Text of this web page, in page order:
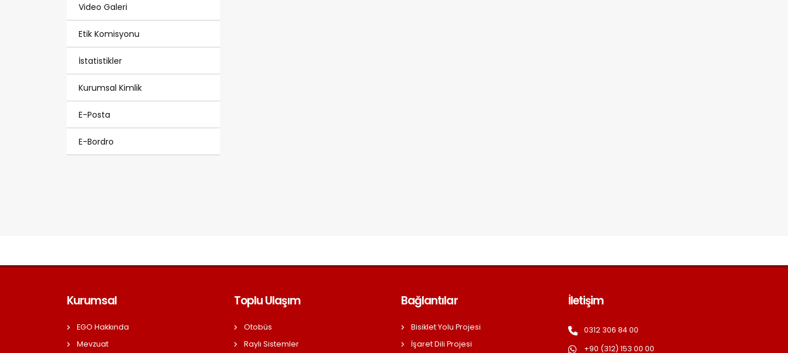
Video Galeri
Etik Komisyonu
İstatistikler
Kurumsal Kimlik
E-Posta
E-Bordro
Kurumsal
EGO Hakkında
Mevzuat
Toplu Ulaşım
Otobüs
Raylı Sistemler
Bağlantılar
Bisiklet Yolu Projesi
İşaret Dili Projesi
İletişim
0312 306 84 00
+90 (312) 153 00 00